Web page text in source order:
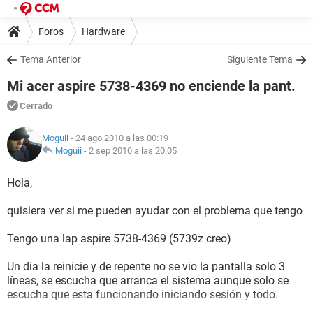
Foros Hardware
Tema Anterior Siguiente Tema
Mi acer aspire 5738-4369 no enciende la pant.
Cerrado
Moguii - 24 ago 2010 a las 00:19
Moguii - 2 sep 2010 a las 20:05
Hola,
quisiera ver si me pueden ayudar con el problema que tengo
Tengo una lap aspire 5738-4369 (5739z creo)
Un dia la reinicie y de repente no se vio la pantalla solo 3
líneas, se escucha que arranca el sistema aunque solo se
escucha que esta funcionando iniciando sesión y todo.